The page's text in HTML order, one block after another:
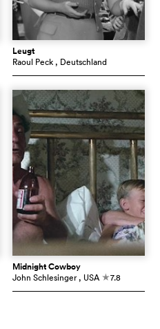
Leugt
Raoul Peck , Deutschland
Midnight Cowboy
John Schlesinger , USA c7.8